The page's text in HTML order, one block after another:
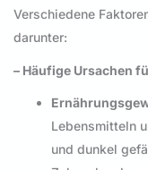
Verschiedene
darunter:
– Häufige Ursachen
Lebensmitteln
und dunkel